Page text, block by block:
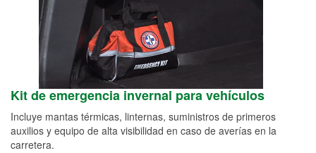
Kit de emergencia invernal para vehículos
Incluye mantas térmicas, linternas, suministros de primeros
auxilios y equipo de alta visibilidad en caso de averías en la
carretera.